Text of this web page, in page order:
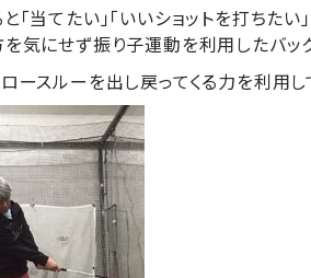
「当てたい」「いいショットを打ちた
気にせず振り子運動を利用したバック
ースルーを出し戻ってくる力を利用し